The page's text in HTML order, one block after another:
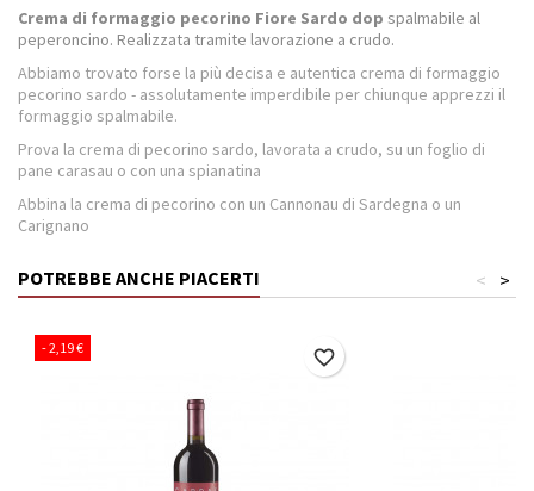
Crema di formaggio pecorino Fiore Sardo dop spalmabile al
peperoncino. Realizzata tramite lavorazione a crudo.
Abbiamo trovato forse la più decisa e autentica crema di formaggio
pecorino sardo - assolutamente imperdibile per chiunque apprezzi il
formaggio spalmabile.
Prova la crema di pecorino sardo, lavorata a crudo, su un foglio di
pane carasau o con una spianatina
Abbina la crema di pecorino con un Cannonau di Sardegna o un
Carignano
POTREBBE ANCHE PIACERTI >
<
- 2,19 € favorite_border